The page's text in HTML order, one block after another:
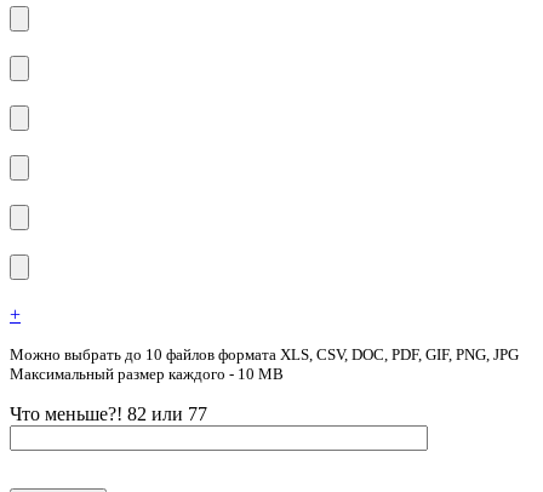
+
Можно выбрать до 10 файлов формата XLS, CSV, DOC, PDF, GIF, PNG, JPG
Максимальный размер каждого - 10 MB
Что меньше?! 82 или 77